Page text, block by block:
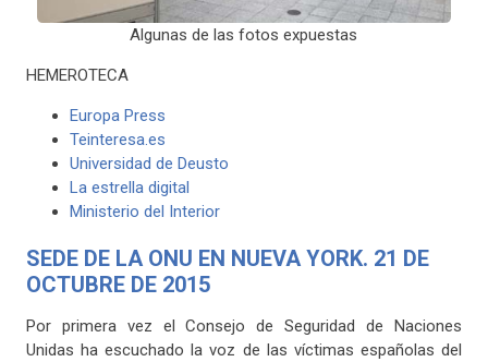
Algunas de las fotos expuestas
HEMEROTECA
Europa Press
Teinteresa.es
Universidad de Deusto
La estrella digital
Ministerio del Interior
SEDE DE LA ONU EN NUEVA YORK. 21 DE
OCTUBRE DE 2015
Por primera vez el Consejo de Seguridad de Naciones
Unidas ha escuchado la voz de las víctimas españolas del